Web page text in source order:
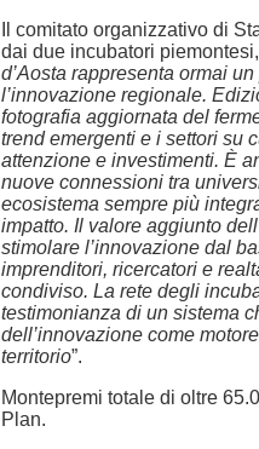
Il comitato organizzativo di
dai due incubatori
d’Aosta rappresenta ormai
l’innovazione regionale.
fotografia aggiornata del
trend emergenti e i settori su
attenzione e investimenti. È
nuove connessioni tra
ecosistema sempre più
impatto. Il valore aggiunto
stimolare l’innovazione dal
imprenditori, ricercatori e
condiviso. La rete degli
testimonianza di un sistema
dell’innovazione come
territorio”.
Montepremi totale di oltre
Plan.